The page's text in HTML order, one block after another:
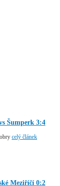
Šumperk 3:4
celý článek
Meziříčí 0:2